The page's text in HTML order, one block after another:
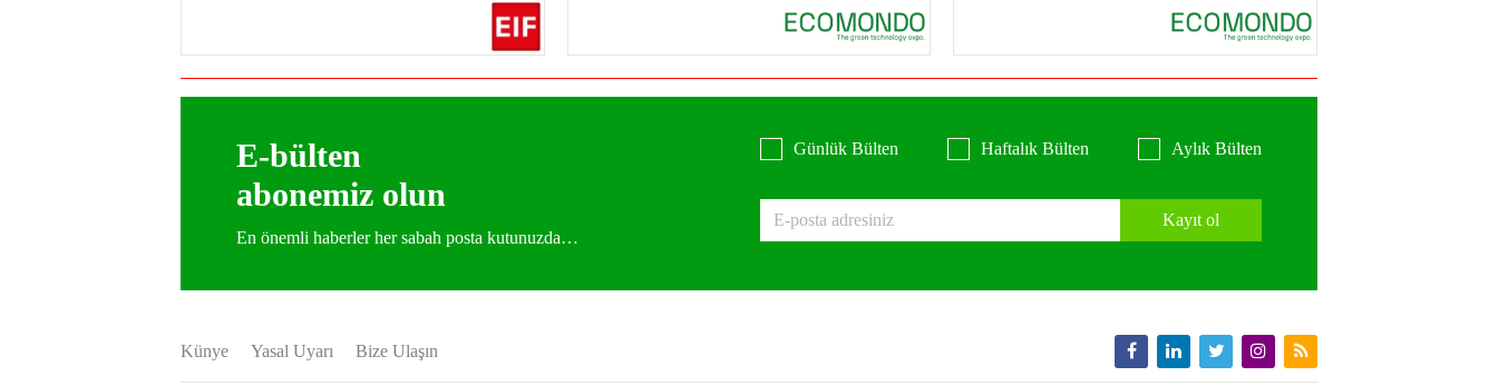
E-bülten
abonemiz olun
En önemli haberler her sabah posta kutunuzda…
Günlük Bülten Haftalık Bülten Aylık Bülten
Kayıt ol
Künye Yasal Uyarı Bize Ulaşın